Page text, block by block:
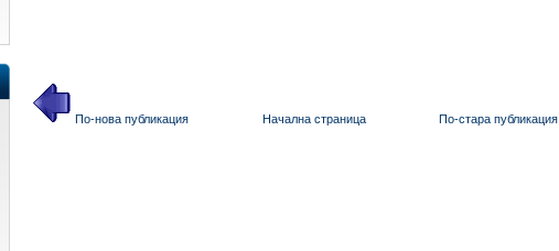
По-нова публикация По-стара публикация
Начална страница